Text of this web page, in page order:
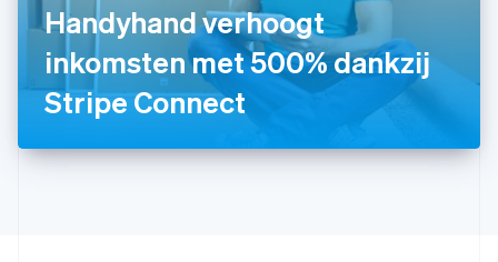
Handyhand verhoogt
inkomsten met 500% dankzij
Stripe Connect
Kroatië
EnglishItaliano
Letland
English
Liechtenstein
Deutsch
Litouwen